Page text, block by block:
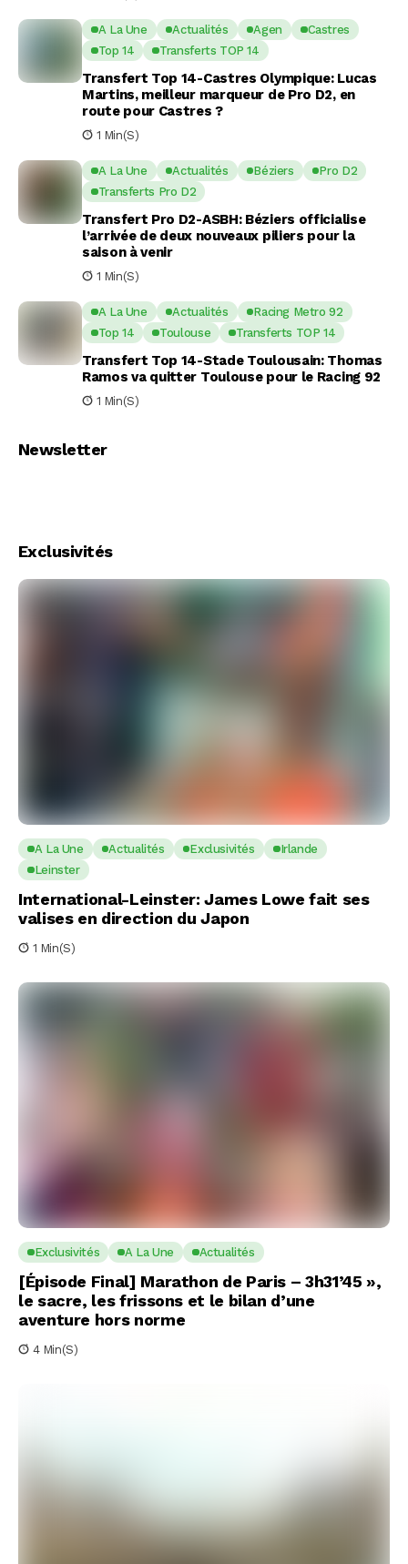
A La Une Actualités Agen
Castres
Top 14
Transferts TOP 14
Transfert Top 14-Castres Olympique: Lucas
Martins, meilleur marqueur de Pro D2, en
route pour Castres ?
1 Min(s)
A La Une Actualités Béziers
Pro D2
Transferts Pro D2
Transfert Pro D2-ASBH: Béziers officialise
l’arrivée de deux nouveaux piliers pour la
saison à venir
1 Min(s)
A La Une Actualités
Racing Metro 92
Top 14
Toulouse Transferts TOP 14
Transfert Top 14-Stade Toulousain: Thomas
Ramos va quitter Toulouse pour le Racing 92
1 Min(s)
Newsletter
Exclusivités
A La Une Actualités Exclusivités
Irlande
Leinster
International-Leinster: James Lowe fait ses
valises en direction du Japon
1 Min(s)
Exclusivités A La Une Actualités
[Épisode Final] Marathon de Paris – 3h31’45 »,
le sacre, les frissons et le bilan d’une
aventure hors norme
4 Min(s)